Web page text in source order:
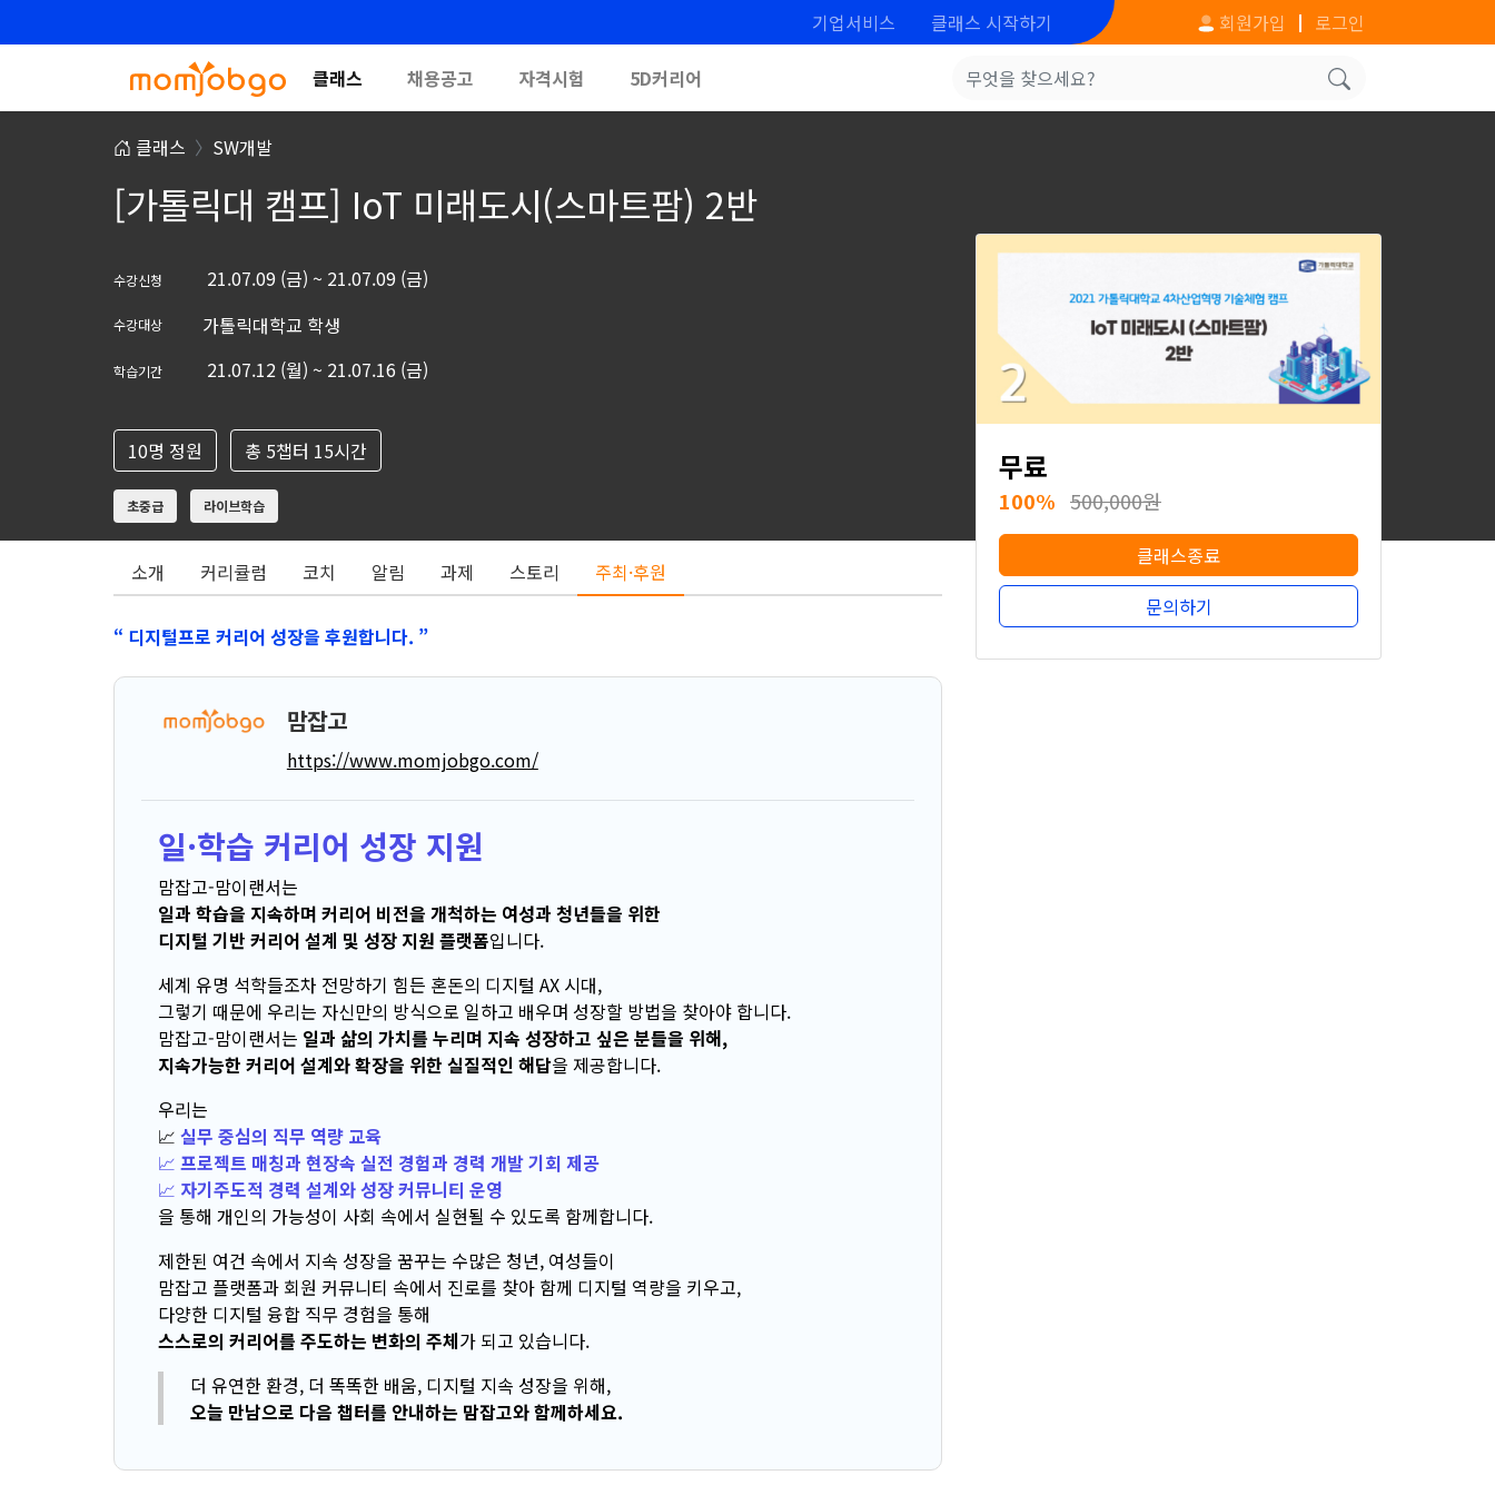
기업서비스 클래스 시작하기 회원가입 로그인
클래스 채용공고 자격시험 5D커리어
클래스 SW개발
[가톨릭대 캠프] IoT 미래도시(스마트팜) 2반
수강신청 21.07.09 (금) ~ 21.07.09 (금)
수강대상 가톨릭대학교 학생
학습기간 21.07.12 (월) ~ 21.07.16 (금)
10명 정원 총 5챕터 15시간
초중급 라이브학습
무료
100% 500,000원
클래스종료
문의하기
소개 커리큘럼 코치 알림 과제 스토리 주최·후원
“ 디지털프로 커리어 성장을 후원합니다. ”
맘잡고
https://www.momjobgo.com/
일·학습 커리어 성장 지원
맘잡고-맘이랜서는
일과 학습을 지속하며 커리어 비전을 개척하는 여성과 청년들을 위한
디지털 기반 커리어 설계 및 성장 지원 플랫폼입니다.
세계 유명 석학들조차 전망하기 힘든 혼돈의 디지털 AX 시대,
그렇기 때문에 우리는 자신만의 방식으로 일하고 배우며 성장할 방법을 찾아야 합니다.
맘잡고-맘이랜서는 일과 삶의 가치를 누리며 지속 성장하고 싶은 분들을 위해,
지속가능한 커리어 설계와 확장을 위한 실질적인 해답을 제공합니다.
우리는
📈 실무 중심의 직무 역량 교육
📈 프로젝트 매칭과 현장속 실전 경험과 경력 개발 기회 제공
📈 자기주도적 경력 설계와 성장 커뮤니티 운영
을 통해 개인의 가능성이 사회 속에서 실현될 수 있도록 함께합니다.
제한된 여건 속에서 지속 성장을 꿈꾸는 수많은 청년, 여성들이
맘잡고 플랫폼과 회원 커뮤니티 속에서 진로를 찾아 함께 디지털 역량을 키우고,
다양한 디지털 융합 직무 경험을 통해
스스로의 커리어를 주도하는 변화의 주체가 되고 있습니다.
더 유연한 환경, 더 똑똑한 배움, 디지털 지속 성장을 위해,
오늘 만남으로 다음 챕터를 안내하는 맘잡고와 함께하세요.